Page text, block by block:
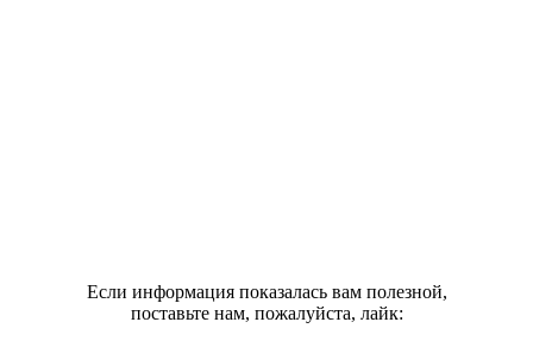
Если информация показалась вам полезной,
поставьте нам, пожалуйста, лайк: